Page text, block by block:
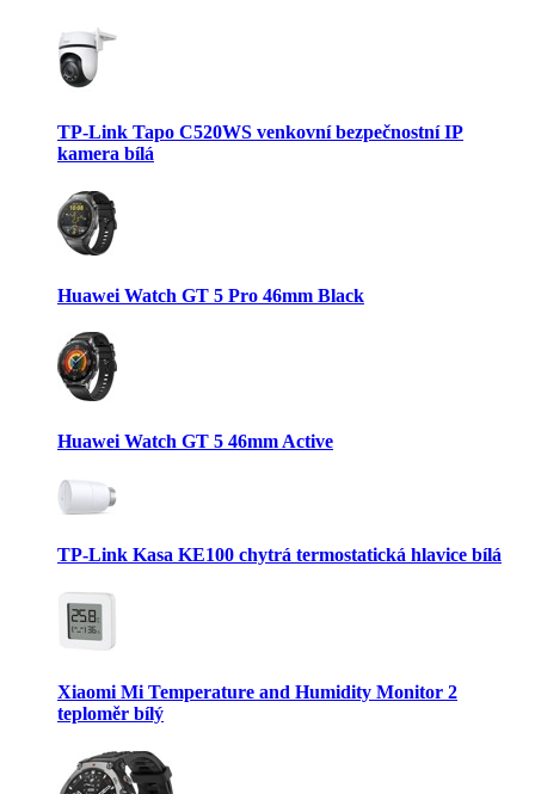
TP-Link Tapo C520WS venkovní bezpečnostní IP
kamera bílá
Huawei Watch GT 5 Pro 46mm Black
Huawei Watch GT 5 46mm Active
TP-Link Kasa KE100 chytrá termostatická hlavice bílá
Xiaomi Mi Temperature and Humidity Monitor 2
teploměr bílý